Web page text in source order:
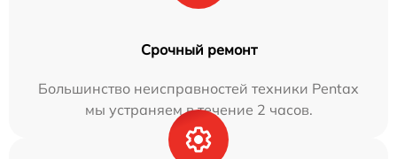
Срочный ремонт
Большинство неисправностей техники Pentax
мы устраняем в течение 2 часов.